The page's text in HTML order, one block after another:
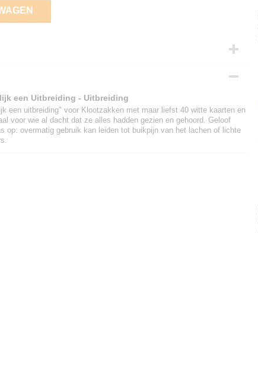
een Uitbreiding - Uitbreiding
een uitbreiding" voor Klootzakken met maar liefst 40 witte kaarten en
voor wie al dacht dat ze alles hadden gezien en gehoord. Geloof
op: overmatig gebruik kan leiden tot buikpijn van het lachen of lichte